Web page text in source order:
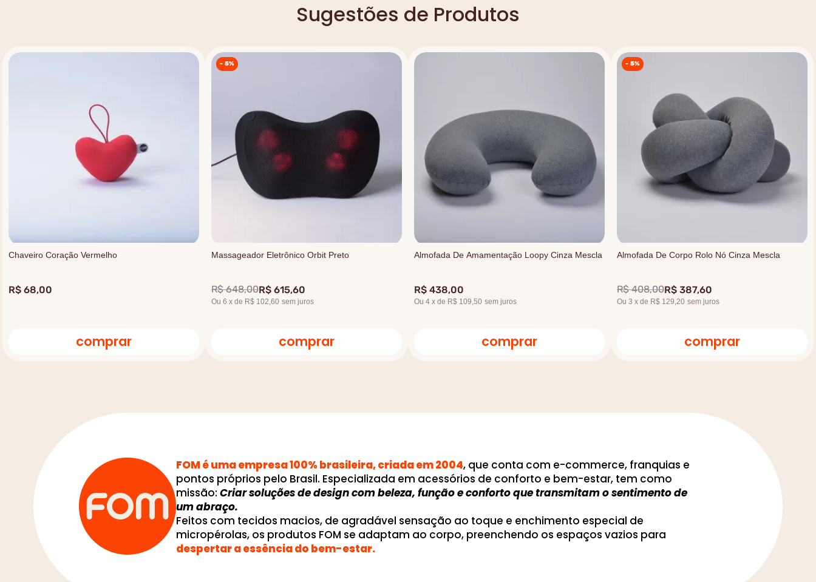
Sugestões de Produtos
Chaveiro Coração Vermelho
R$ 68,00
comprar
- 5%
Massageador Eletrônico Orbit Preto
R$ 648,00R$ 615,60
Ou 6 x de R$ 102,60 sem juros
comprar
Almofada De Amamentação Loopy Cinza Mescla
R$ 438,00
Ou 4 x de R$ 109,50 sem juros
comprar
- 5%
Almofada De Corpo Rolo Nó Cinza Mescla
R$ 408,00R$ 387,60
Ou 3 x de R$ 129,20 sem juros
comprar
FOM é uma empresa 100% brasileira, criada em 2004, que conta com e-commerce, franquias e
pontos próprios pelo Brasil. Especializada em acessórios de conforto e bem-estar, tem como
missão: Criar soluções de design com beleza, função e conforto que transmitam o sentimento de
um abraço.
Feitos com tecidos macios, de agradável sensação ao toque e enchimento especial de
micropérolas, os produtos FOM se adaptam ao corpo, preenchendo os espaços vazios para
despertar a essência do bem-estar.